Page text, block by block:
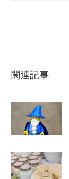
関連記事